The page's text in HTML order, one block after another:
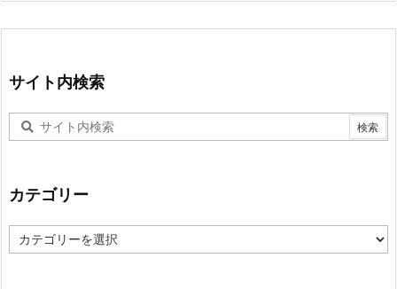
サイト内検索
カテゴリー
テ